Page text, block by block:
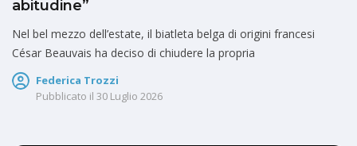
abitudine”
Nel bel mezzo dell’estate, il biatleta belga di origini francesi
César Beauvais ha deciso di chiudere la propria
Federica Trozzi
Pubblicato il 30 Luglio 2026